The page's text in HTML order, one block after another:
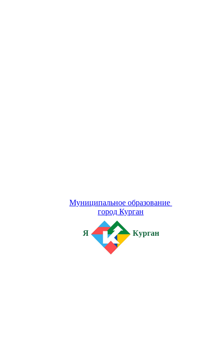
Муниципальное образование
город Курган
Я Курган